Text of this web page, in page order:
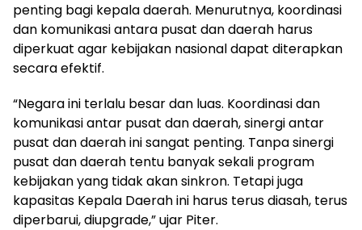
penting bagi kepala daerah. Menurutnya, koordinasi
dan komunikasi antara pusat dan daerah harus
diperkuat agar kebijakan nasional dapat diterapkan
secara efektif.
“Negara ini terlalu besar dan luas. Koordinasi dan
komunikasi antar pusat dan daerah, sinergi antar
pusat dan daerah ini sangat penting. Tanpa sinergi
pusat dan daerah tentu banyak sekali program
kebijakan yang tidak akan sinkron. Tetapi juga
kapasitas Kepala Daerah ini harus terus diasah, terus
diperbarui, diupgrade,” ujar Piter.